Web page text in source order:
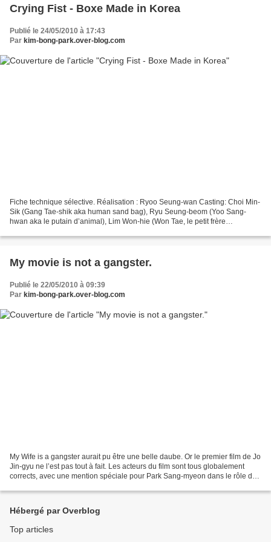
Crying Fist - Boxe Made in Korea
Publié le 24/05/2010 à 17:43
Par kim-bong-park.over-blog.com
Fiche technique sélective. Réalisation : Ryoo Seung-wan Casting: Choi Min-
Sik (Gang Tae-shik aka human sand bag), Ryu Seung-beom (Yoo Sang-
hwan aka le putain d’animal), Lim Won-hie (Won Tae, le petit frère
My movie is not a gangster.
Publié le 22/05/2010 à 09:39
Par kim-bong-park.over-blog.com
My Wife is a gangster aurait pu être une belle daube. Or le premier film de Jo
Jin-gyu ne l’est pas tout à fait. Les acteurs du film sont tous globalement
corrects, avec une mention spéciale pour Park Sang-myeon dans le rôle du
Hébergé par Overblog
Top articles